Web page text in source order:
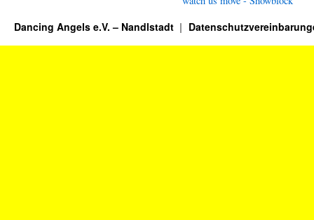
Dancing Angels e.V. – Nandlstadt